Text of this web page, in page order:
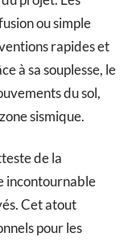
ou simple
rapides et
à sa souplesse, le
du sol,
sismique.
de la
incontournable
Cet atout
pour les